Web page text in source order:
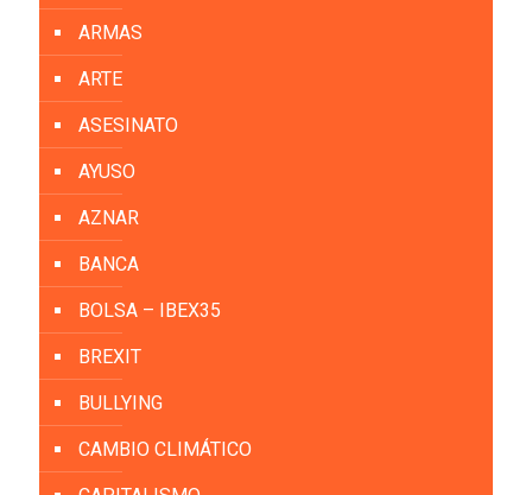
ARMAS
ARTE
ASESINATO
AYUSO
AZNAR
BANCA
BOLSA – IBEX35
BREXIT
BULLYING
CAMBIO CLIMÁTICO